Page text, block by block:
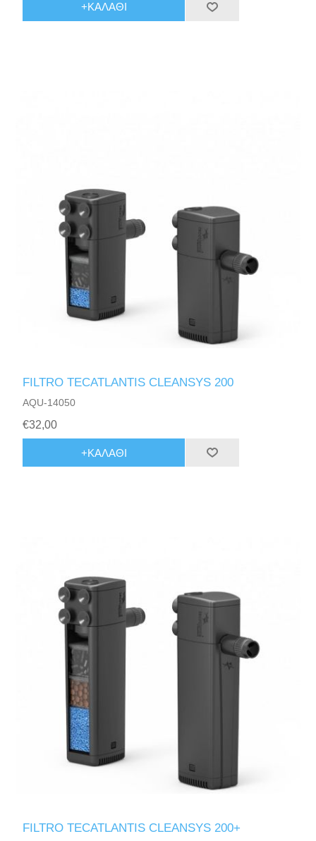
+ΚΑΛΆΘΙ
FILTRO TECATLANTIS CLEANSYS 200
AQU-14050
€32,00
+ΚΑΛΆΘΙ
FILTRO TECATLANTIS CLEANSYS 200+